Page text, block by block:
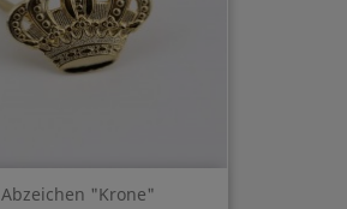
Abzeichen "Krone"